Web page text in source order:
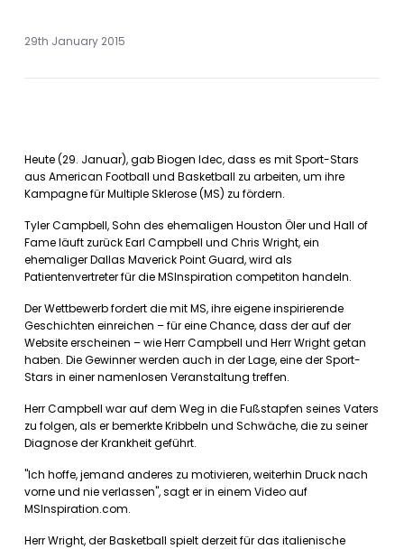
29th January 2015
Heute (29. Januar), gab Biogen Idec, dass es mit Sport-Stars
aus American Football und Basketball zu arbeiten, um ihre
Kampagne für Multiple Sklerose (MS) zu fördern.
Tyler Campbell, Sohn des ehemaligen Houston Öler und Hall of
Fame läuft zurück Earl Campbell und Chris Wright, ein
ehemaliger Dallas Maverick Point Guard, wird als
Patientenvertreter für die MSInspiration competiton handeln.
Der Wettbewerb fordert die mit MS, ihre eigene inspirierende
Geschichten einreichen – für eine Chance, dass der auf der
Website erscheinen – wie Herr Campbell und Herr Wright getan
haben. Die Gewinner werden auch in der Lage, eine der Sport-
Stars in einer namenlosen Veranstaltung treffen.
Herr Campbell war auf dem Weg in die Fußstapfen seines Vaters
zu folgen, als er bemerkte Kribbeln und Schwäche, die zu seiner
Diagnose der Krankheit geführt.
"Ich hoffe, jemand anderes zu motivieren, weiterhin Druck nach
vorne und nie verlassen", sagt er in einem Video auf
MSInspiration.com.
Herr Wright, der Basketball spielt derzeit für das italienische